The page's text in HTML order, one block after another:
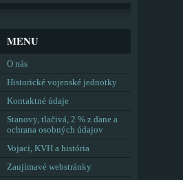
MENU
O nás
Historické vojenské jednotky
Kontaktné údaje
Stanovy, tlačivá, 2 % z dane a
ochrana osobných údajov
Vojaci, KVH a história
Zaujímavé webstránky